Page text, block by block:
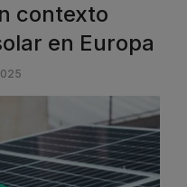
contexto
en Europa